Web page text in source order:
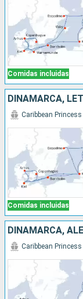
Comidas incluidas
Comidas incluidas
Caribbean Princess
Caribbean Princess